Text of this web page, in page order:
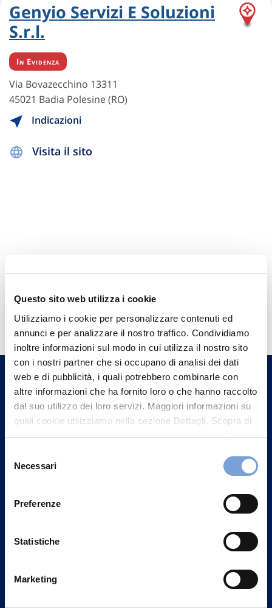
Questo sito web utilizza i cookie
Utilizziamo i cookie per personalizzare contenuti ed
annunci e per analizzare il nostro traffico. Condividiamo
inoltre informazioni sul modo in cui utilizza il nostro sito
con i nostri partner che si occupano di analisi dei dati
web e di pubblicità, i quali potrebbero combinarle con
altre informazioni che ha fornito loro o che hanno raccolto
dal suo utilizzo dei loro servizi. Maggiori informazioni su
quali cookie utilizziamo nella sezione Dettagli. Scopra di
più su chi siamo, come può contattarci e come trattiamo i
può trovare nel footer del sito nella sezione "Informativa
delNecessari
Preferenze
Statistiche
Marketing
Genyio Servizi E Soluzioni
S.r.l.
In Evidenza
Via Bovazecchino 13311
45021 Badia Polesine (RO)
Indicazioni
Visita il sito
Hai bisogno di
informazioni?
Trova l'Agenzia più vicina a te e parla con
un nostro Agente.
Contattaci
Vittoria Assicurazioni S.p.A.